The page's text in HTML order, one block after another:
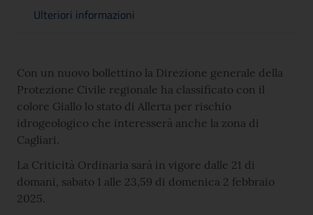
Ulteriori informazioni
Con un nuovo bollettino la Direzione generale della
Protezione Civile regionale ha classificato con il
colore Giallo lo stato di Allerta per rischio
idrogeologico che interesserà anche la zona di
Cagliari.
La Criticità Ordinaria sarà in vigore dalle 21 di
domani, sabato 1 alle 23,59 di domenica 2 febbraio
2025.